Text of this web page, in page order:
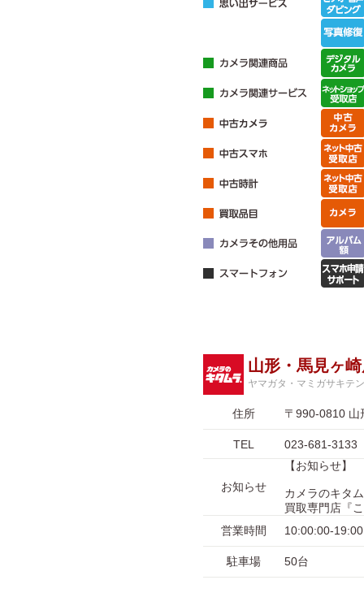
山形・馬見ヶ
ヤマガタ・マミガサキテン
住所 〒990-0810 山
TEL 023-681-3133
お知らせ
【お知らせ】
カメラのキタ
買取専門店『
営業時間
10:00:00-
駐車場 50台